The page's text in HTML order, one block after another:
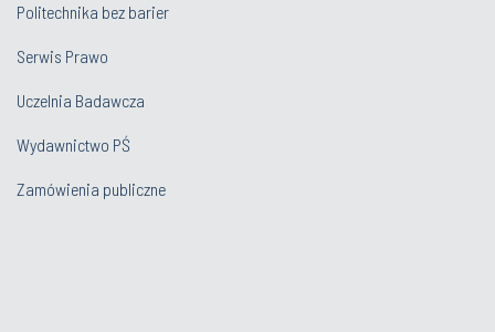
Politechnika bez barier
Serwis Prawo
Uczelnia Badawcza
Wydawnictwo PŚ
Zamówienia publiczne